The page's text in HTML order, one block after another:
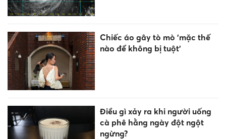
Chiếc áo gây tò mò 'mặc thế
nào để không bị tuột'
Điều gì xảy ra khi người uống
cà phê hằng ngày đột ngột
ngừng?